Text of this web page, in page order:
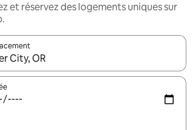
et réservez des logements uniques sur
les résultats sont affichés, parcourez-les en